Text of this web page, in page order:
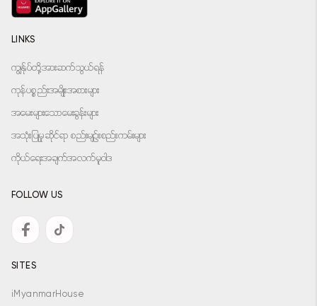
LINKS
ကျွန်ုပ်တို့အားဆက်သွယ်ရန်
ကုန်ပစ္စည်းအမျိုးအစားများ
အမေးများသောမေးခွန်းများ
အသုံးပြုမှုဆိုင်ရာ စည်းမျဉ်းစည်းကမ်းများ
ကိုယ်ရေးအချက်အလက်မူဝါဒ
FOLLOW US
SITES
iMyanmarHouse